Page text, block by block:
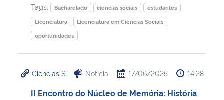
Gabinete de Segurança Institucional
Advocacia-Geral da União
Tags:
Bacharelado ciências sociais
estudantes
Licenciatura
Licenciatura em Ciências Sociais
oportunidades
Ciências S Notícia 17/06/2025 14:28
II Encontro do Núcleo de Memória: História